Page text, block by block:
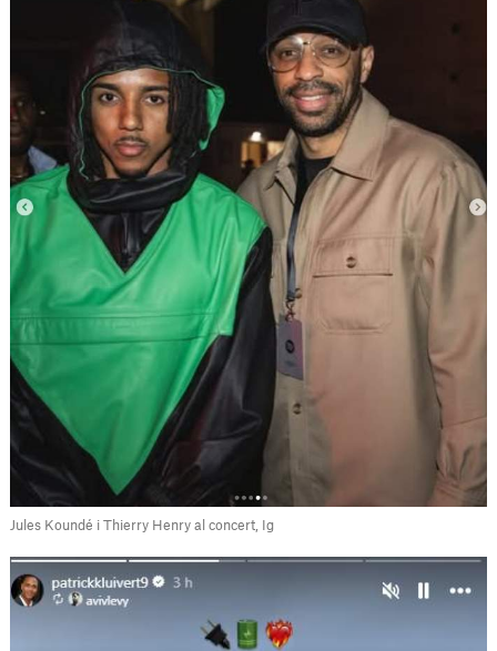
Jules Koundé i Thierry Henry al concert, Ig